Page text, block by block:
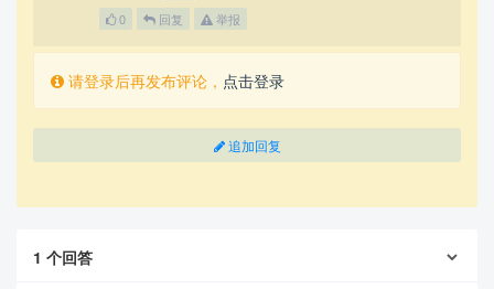
0 回复 举报
请登录后再发布评论， 点击登录
追加回复
1 个回答